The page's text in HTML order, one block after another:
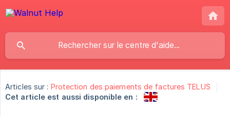
Articles sur : Protection des paiements de factures TELUS
Cet article est aussi disponible en :